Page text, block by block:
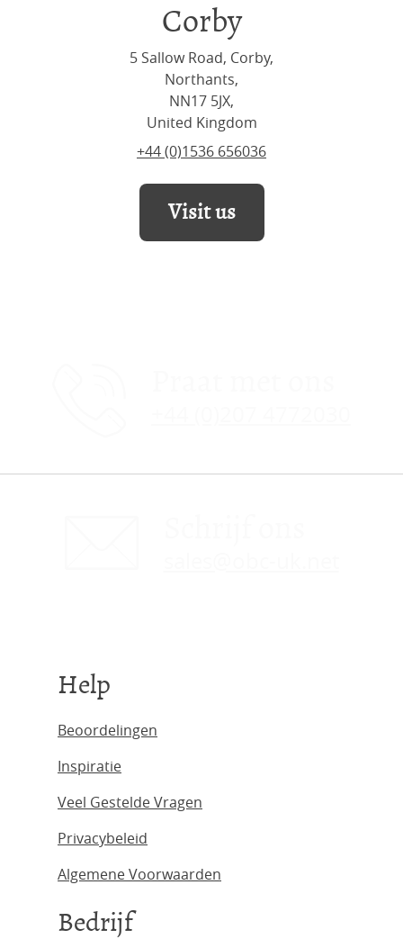
Corby
5 Sallow Road, Corby,
Northants,
NN17 5JX,
United Kingdom
+44 (0)1536 656036
Visit us
Help
Beoordelingen
Inspiratie
Veel Gestelde Vragen
Privacybeleid
Algemene Voorwaarden
Bedrijf